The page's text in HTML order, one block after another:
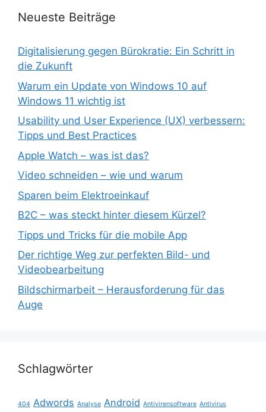
Neueste Beiträge
Digitalisierung gegen Bürokratie: Ein Schritt in
die Zukunft
Warum ein Update von Windows 10 auf
Windows 11 wichtig ist
Usability und User Experience (UX) verbessern:
Tipps und Best Practices
Apple Watch – was ist das?
Video schneiden – wie und warum
Sparen beim Elektroeinkauf
B2C – was steckt hinter diesem Kürzel?
Tipps und Tricks für die mobile App
Der richtige Weg zur perfekten Bild- und
Videobearbeitung
Bildschirmarbeit – Herausforderung für das
Auge
Schlagwörter
404 Adwords Analyse Android Antivirensoftware Antivirus